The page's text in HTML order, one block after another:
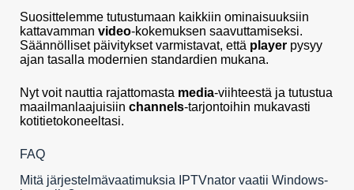
Suosittelemme tutustumaan kaikkiin ominaisuuksiin
kattavamman video-kokemuksen saavuttamiseksi.
Säännölliset päivitykset varmistavat, että player pysyy
ajan tasalla modernien standardien mukana.
Nyt voit nauttia rajattomasta media-viihteestä ja tutustua
maailmanlaajuisiin channels-tarjontoihin mukavasti
kotitietokoneeltasi.
FAQ
Mitä järjestelmävaatimuksia IPTVnator vaatii Windows-